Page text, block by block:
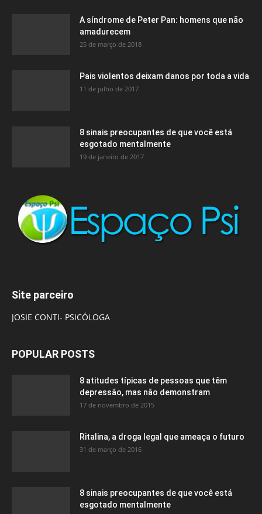
A síndrome de Peter Pan: homens que não
amadurecem
25 de março de 2018
Pais violentos deixam danos por toda a vida
11 de julho de 2017
8 sinais preocupantes de que você está
esgotado mentalmente
19 de janeiro de 2017
Site parceiro
JOSIE CONTI- PSICÓLOGA
POPULAR POSTS
8 atitudes típicas de pessoas que têm
depressão, mas não demonstram
17 de novembro de 2015
Ritalina, a droga legal que ameaça o futuro
31 de março de 2016
8 sinais preocupantes de que você está
esgotado mentalmente